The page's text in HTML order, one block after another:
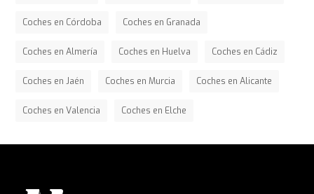
Coches en Córdoba Coches en Granada
Coches en Almería Coches en Huelva Coches en Cádiz
Coches en Jaén Coches en Murcia Coches en Alicante
Coches en Valencia Coches en Elche